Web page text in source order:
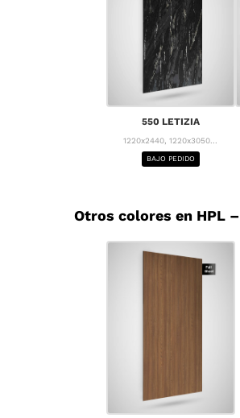
550 LETIZIA
1220x2440, 1220x3050...
BAJO PEDIDO
Otros colores en HPL –